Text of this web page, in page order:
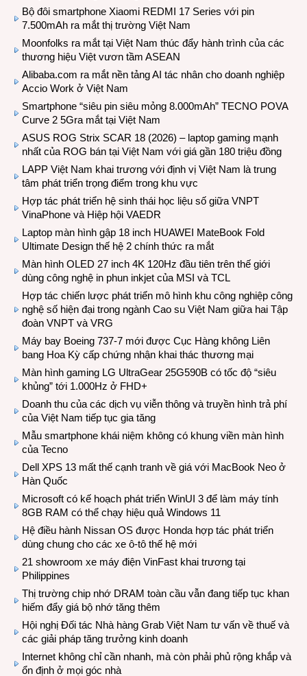
Bộ đôi smartphone Xiaomi REDMI 17 Series với pin
7.500mAh ra mắt thị trường Việt Nam
Moonfolks ra mắt tại Việt Nam thúc đẩy hành trình của các
thương hiệu Việt vươn tầm ASEAN
Alibaba.com ra mắt nền tảng AI tác nhân cho doanh nghiệp
Accio Work ở Việt Nam
Smartphone “siêu pin siêu mỏng 8.000mAh” TECNO POVA
Curve 2 5Gra mắt tại Việt Nam
ASUS ROG Strix SCAR 18 (2026) – laptop gaming mạnh
nhất của ROG bán tại Việt Nam với giá gần 180 triệu đồng
LAPP Việt Nam khai trương với định vị Việt Nam là trung
tâm phát triển trọng điểm trong khu vực
Hợp tác phát triển hệ sinh thái học liệu số giữa VNPT
VinaPhone và Hiệp hội VAEDR
Laptop màn hình gập 18 inch HUAWEI MateBook Fold
Ultimate Design thế hệ 2 chính thức ra mắt
Màn hình OLED 27 inch 4K 120Hz đầu tiên trên thế giới
dùng công nghệ in phun inkjet của MSI và TCL
Hợp tác chiến lược phát triển mô hình khu công nghiệp công
nghệ số hiện đại trong ngành Cao su Việt Nam giữa hai Tập
đoàn VNPT và VRG
Máy bay Boeing 737-7 mới được Cục Hàng không Liên
bang Hoa Kỳ cấp chứng nhận khai thác thương mại
Màn hình gaming LG UltraGear 25G590B có tốc độ “siêu
khủng” tới 1.000Hz ở FHD+
Doanh thu của các dịch vụ viễn thông và truyền hình trả phí
của Việt Nam tiếp tục gia tăng
Mẫu smartphone khái niệm không có khung viền màn hình
của Tecno
Dell XPS 13 mất thế cạnh tranh về giá với MacBook Neo ở
Hàn Quốc
Microsoft có kế hoạch phát triển WinUI 3 để làm máy tính
8GB RAM có thể chạy hiệu quả Windows 11
Hệ điều hành Nissan OS được Honda hợp tác phát triển
dùng chung cho các xe ô-tô thế hệ mới
21 showroom xe máy điện VinFast khai trương tại
Philippines
Thị trường chip nhớ DRAM toàn cầu vẫn đang tiếp tục khan
hiếm đẩy giá bộ nhớ tăng thêm
Hội nghị Đối tác Nhà hàng Grab Việt Nam tư vấn về thuế và
các giải pháp tăng trưởng kinh doanh
Internet không chỉ cần nhanh, mà còn phải phủ rộng khắp và
ổn định ở mọi góc nhà